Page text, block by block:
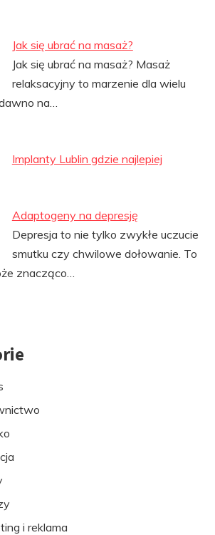
Jak się ubrać na masaż?
Jak się ubrać na masaż? Masaż
relaksacyjny to marzenie dla wielu
na…
Implanty Lublin gdzie najlepiej
Adaptogeny na depresję
Depresja to nie tylko zwykłe uczucie
smutku czy chwilowe dołowanie. To
znacząco…
i reklama